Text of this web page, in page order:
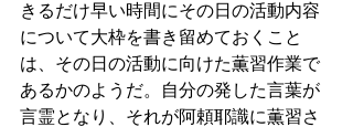
きるだけ早い時間にその日の活動内容
について大枠を書き留めておくこと
は、その日の活動に向けた薫習作業で
あるかのようだ。自分の発した言葉が
言霊となり、それが阿頼耶識に薫習さ